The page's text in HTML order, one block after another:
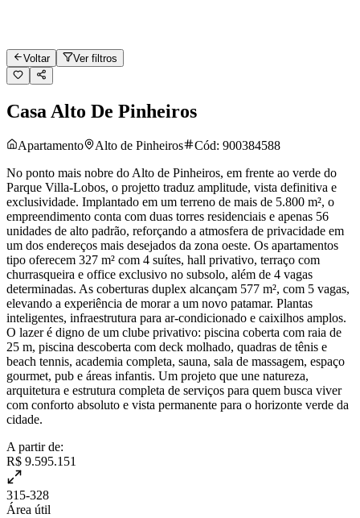
Voltar Ver filtros
Casa Alto De Pinheiros
Apartamento Alto de Pinheiros Cód: 900384588
No ponto mais nobre do Alto de Pinheiros, em frente ao verde do
Parque Villa-Lobos, o projetto traduz amplitude, vista definitiva e
exclusividade. Implantado em um terreno de mais de 5.800 m², o
empreendimento conta com duas torres residenciais e apenas 56
unidades de alto padrão, reforçando a atmosfera de privacidade em
um dos endereços mais desejados da zona oeste. Os apartamentos
tipo oferecem 327 m² com 4 suítes, hall privativo, terraço com
churrasqueira e office exclusivo no subsolo, além de 4 vagas
determinadas. As coberturas duplex alcançam 577 m², com 5 vagas,
elevando a experiência de morar a um novo patamar. Plantas
inteligentes, infraestrutura para ar-condicionado e caixilhos amplos.
O lazer é digno de um clube privativo: piscina coberta com raia de
25 m, piscina descoberta com deck molhado, quadras de tênis e
beach tennis, academia completa, sauna, sala de massagem, espaço
gourmet, pub e áreas infantis. Um projeto que une natureza,
arquitetura e estrutura completa de serviços para quem busca viver
com conforto absoluto e vista permanente para o horizonte verde da
cidade.
A partir de:
R$ 9.595.151
315-328
Área útil